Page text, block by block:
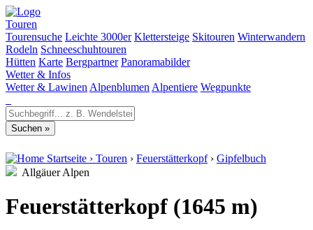
Touren
Tourensuche Leichte 3000er Klettersteige Skitouren Winterwandern
Rodeln Schneeschuhtouren
Hütten Karte Bergpartner Panoramabilder
Wetter & Infos
Wetter & Lawinen Alpenblumen Alpentiere Wegpunkte
Startseite › Touren › Feuerstätterkopf › Gipfelbuch
Allgäuer Alpen
Feuerstätterkopf (1645 m)